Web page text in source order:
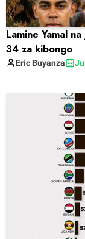
Lamine Yamal
34 za kibongo
Eric Buyanza